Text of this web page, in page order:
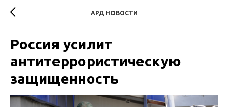
АРД НОВОСТИ
Россия усилит
антитеррористическую
защищенность